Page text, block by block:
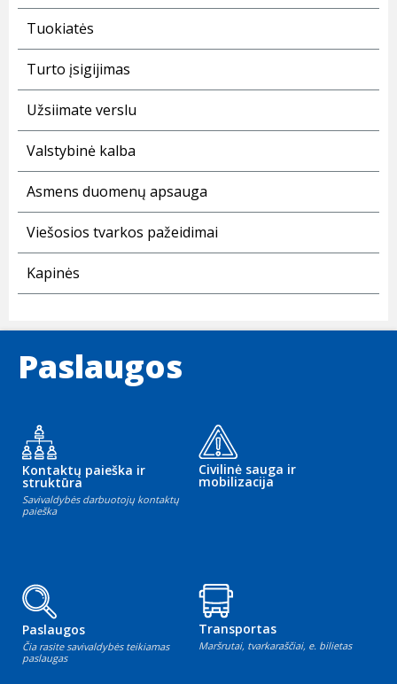
Tuokiatės
Turto įsigijimas
Užsiimate verslu
Valstybinė kalba
Asmens duomenų apsauga
Viešosios tvarkos pažeidimai
Kapinės
Paslaugos
Kontaktų paieška ir
struktūra
Savivaldybės darbuotojų kontaktų
paieška
Civilinė sauga ir
mobilizacija
Paslaugos
Čia rasite savivaldybės teikiamas
paslaugas
Transportas
Maršrutai, tvarkaraščiai, e. bilietas